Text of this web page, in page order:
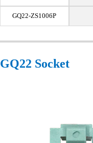
GQ22-ZS1006P
GQ22 Socket